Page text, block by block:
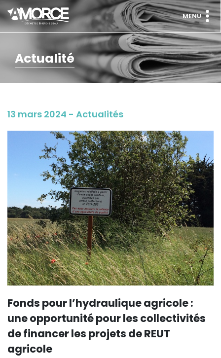
MENU
Actualité
13 mars 2024 - Actualités
Fonds pour l’hydraulique agricole :
une opportunité pour les collectivités
de financer les projets de REUT
agricole